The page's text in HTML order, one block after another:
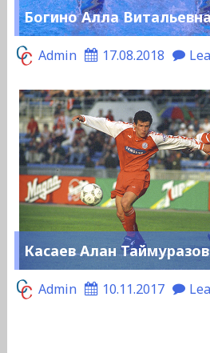
Богино Алла
Admin 17.08.2018
Касаев Алан
Admin 10.11.2017